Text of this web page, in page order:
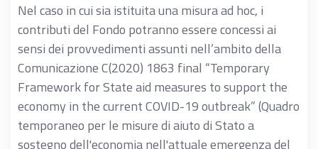
Nel caso in cui sia istituita una misura ad hoc, i
contributi del Fondo potranno essere concessi ai
sensi dei provvedimenti assunti nell’ambito della
Comunicazione C(2020) 1863 final “Temporary
Framework for State aid measures to support the
economy in the current COVID-19 outbreak” (Quadro
temporaneo per le misure di aiuto di Stato a
sostegno dell'economia nell'attuale emergenza del